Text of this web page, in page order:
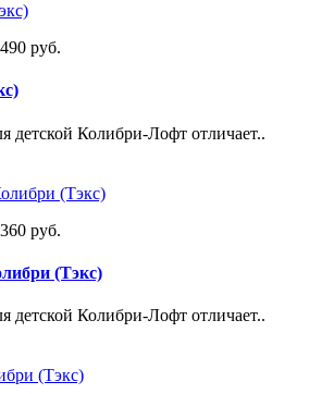
руб.
детской Колибри-Лофт отличает..
руб.
(Тэкс)
детской Колибри-Лофт отличает..